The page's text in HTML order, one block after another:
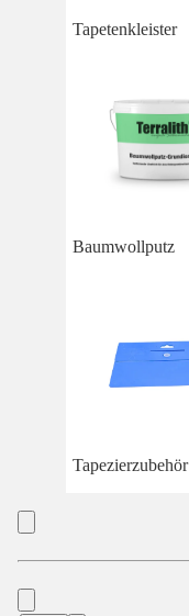
Tapetenkleister
Baumwollputz
Tapezierzubehör